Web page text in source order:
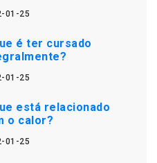
01-25
é ter cursado
01-25
está relacionado
o calor?
01-25